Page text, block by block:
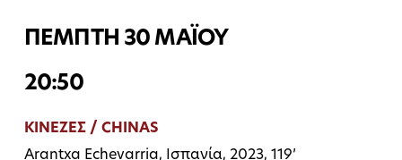
ΠΕΜΠΤΗ 30 ΜΑΪΟΥ
20:50
ΚΙΝΕΖΕΣ / CHINAS
Arantxa Echevarria, Ισπανία, 2023, 119’